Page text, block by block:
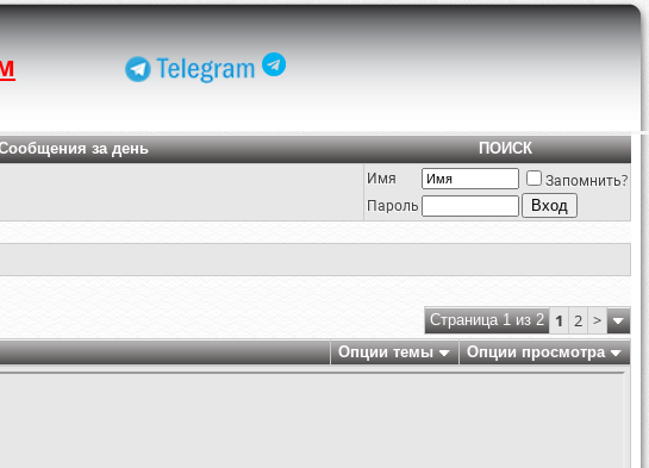
за день ПОИСК
Имя
Запомнить?
Пароль
Страница 1 из 2 1 2 >
Опции темы Опции просмотра